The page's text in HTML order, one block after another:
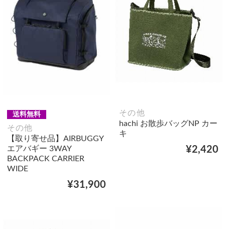
送料無料
その他
【取り寄せ品】AIRBUGGY
エアバギー 3WAY
BACKPACK CARRIER
WIDE
¥31,900
その他
hachi お散歩バッグNP カー
キ
¥2,420